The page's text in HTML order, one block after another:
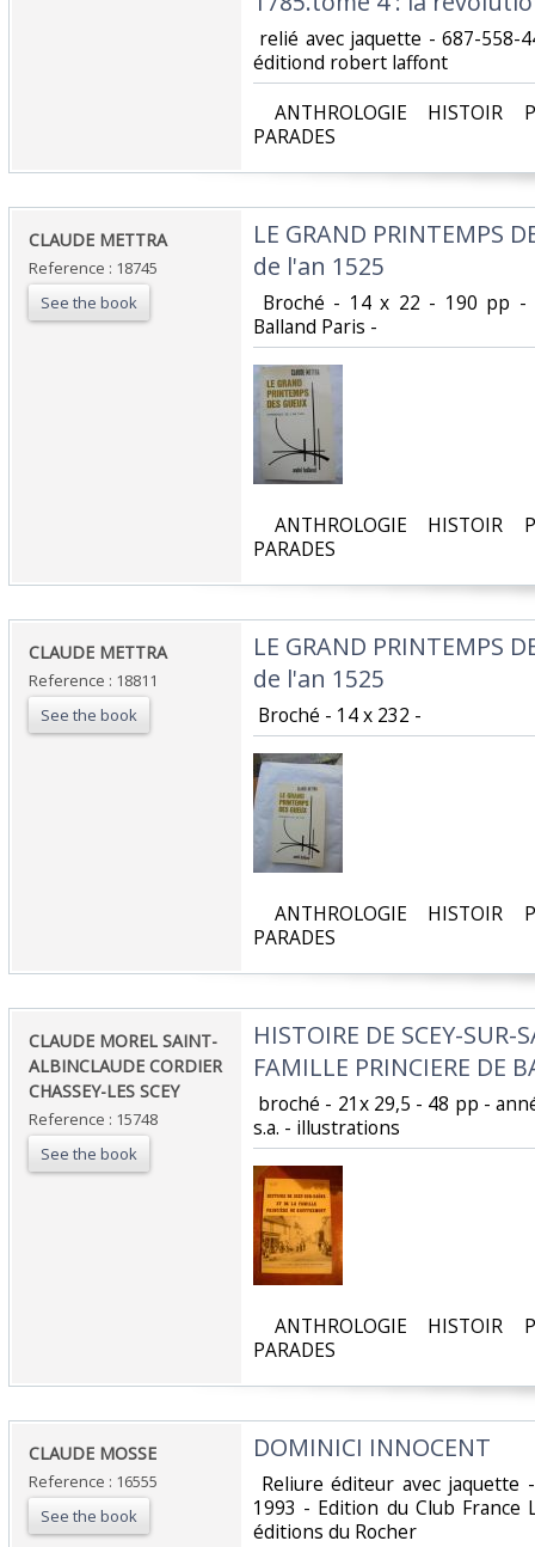
relié avec jaquette - 687-558-
éditiond robert laffont‎
ANTHROLOGIE HISTOIR
PARADES‎
‎CLAUDE METTRA‎
Reference : 18745
See the book
‎LE GRAND PRINTEMPS
de l'an 1525‎
Broché - 14 x 22 - 190 pp -
Balland Paris - ‎
ANTHROLOGIE HISTOIR
PARADES‎
‎CLAUDE METTRA ‎
Reference : 18811
See the book
‎LE GRAND PRINTEMPS
de l'an 1525‎
‎ Broché - 14 x 232 - ‎
ANTHROLOGIE HISTOIR
PARADES‎
‎CLAUDE MOREL SAINT-
ALBINCLAUDE CORDIER
CHASSEY-LES SCEY‎
Reference : 15748
See the book
‎HISTOIRE DE SCEY-SUR-
FAMILLE PRINCIERE DE
broché - 21x 29,5 - 48 pp -
s.a. - illustrations ‎
ANTHROLOGIE HISTOIR
PARADES‎
‎CLAUDE MOSSE‎
Reference : 16555
See the book
‎DOMINICI INNOCENT ‎
Reliure éditeur avec
1993 - Edition du Club France
éditions du Rocher ‎